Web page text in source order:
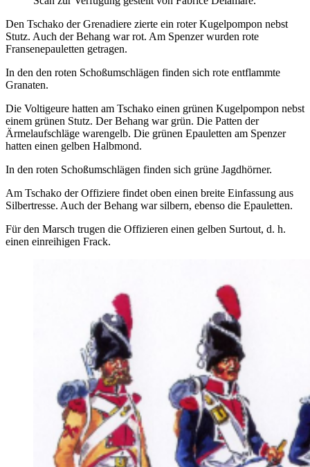
Den Tschako der Grenadiere zierte ein roter Kugelpompon nebst
Stutz. Auch der Behang war rot. Am Spenzer wurden rote
Fransenepauletten getragen.
In den den roten Schoßumschlägen finden sich rote entflammte
Granaten.
Die Voltigeure hatten am Tschako einen grünen Kugelpompon nebst
einem grünen Stutz. Der Behang war grün. Die Patten der
Ärmelaufschläge warengelb. Die grünen Epauletten am Spenzer
hatten einen gelben Halbmond.
In den roten Schoßumschlägen finden sich grüne Jagdhörner.
Am Tschako der Offiziere findet oben einen breite Einfassung aus
Silbertresse. Auch der Behang war silbern, ebenso die Epauletten.
Für den Marsch trugen die Offizieren einen gelben Surtout, d. h.
einen einreihigen Frack.